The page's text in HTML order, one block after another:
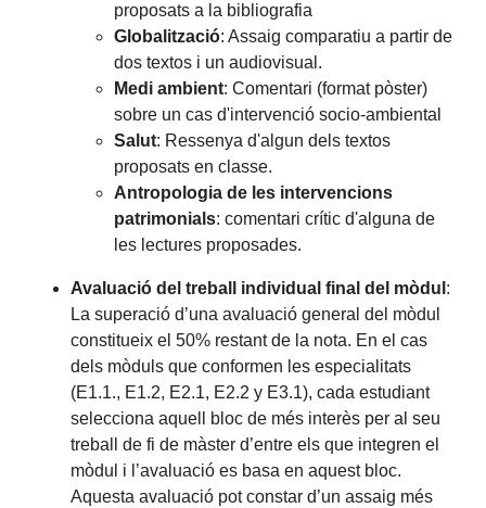
proposats a la bibliografia
Globalització: Assaig comparatiu a partir de
dos textos i un audiovisual.
Medi ambient:Comentari (format pòster)
sobre un cas d'intervenció socio-ambiental
Salut: Ressenya d'algun dels textos
proposats en classe.
Antropologia de les intervencions
patrimonials: comentari crític d'alguna de
les lectures proposades.
Avaluació del treball individual final del mòdul :
La superació d’una avaluació general del mòdul
constitueix el 50% restant de la nota. En el cas
dels mòduls que conformen les especialitats
(E1.1., E1.2, E2.1, E2.2 y E3.1), cada estudiant
selecciona aquell bloc de més interès per al seu
treball de fi de màster d’entre els que integren el
mòdul i l’avaluació es basa en aquest bloc.
Aquesta avaluació pot constar d’un assaig més